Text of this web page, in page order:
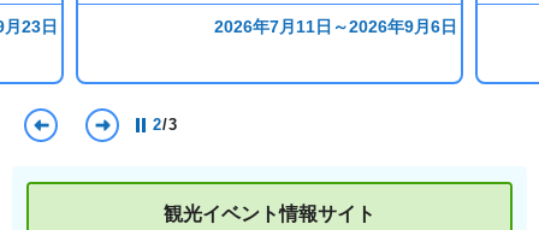
前のスライドを表示
2/3
23日 2026年7月11日～2026年9月6日
観光イベント情報サイト